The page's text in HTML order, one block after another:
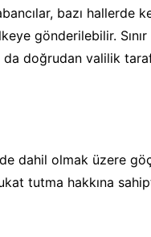
bazı hallerde
gönderilebilir. Sınır
doğrudan valilik
de dahil olmak üzere
tutma hakkına